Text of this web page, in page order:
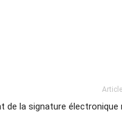
de la signature électronique